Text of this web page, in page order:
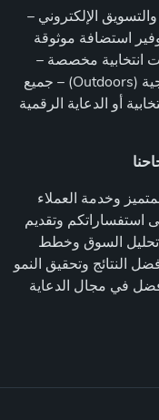
الإلكتروني –
استضافة موثوقة
انتخابية مخصصة –
خدمات الطباعة والنشر – إعلانات خارجية (Outdoors) – جميع
أو الدعاية الرقمية
وخدمة العملاء
استفساراتكم وتقديم
تحليل السوق وخطط
النتائج وتحقيق النمو
في مجال الدعاية